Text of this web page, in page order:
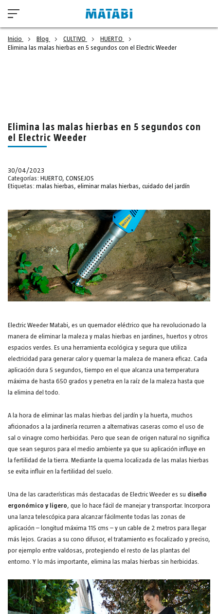
Inicio Blog CULTIVO
HUERTO
Elimina las malas hierbas en 5 segundos con el Electric Weeder
Elimina las malas hierbas en 5 segundos con
el Electric Weeder
30/04/2023
Categorías: HUERTO, CONSEJOS
Etiquetas: malas hierbas, eliminar malas hierbas, cuidado del jardín
Electric Weeder Matabi, es un quemador eléctrico que ha revolucionado la
manera de eliminar la maleza y malas hierbas en jardines, huertos y otros
espacios verdes. Es una herramienta ecológica y segura que utiliza
electricidad para generar calor y quemar la maleza de manera eficaz. Cada
aplicación dura 5 segundos, tiempo en el que alcanza una temperatura
máxima de hasta 650 grados y penetra en la raíz de la maleza hasta que
la elimina del todo.
A la hora de eliminar las malas hierbas del jardín y la huerta, muchos
aficionados a la jardinería recurren a alternativas caseras como el uso de
sal o vinagre como herbicidas. Pero que sean de origen natural no significa
que sean seguros para el medio ambiente ya que su aplicación influye en
la fertilidad de la tierra. Mediante la quema localizada de las malas hierbas
se evita influir en la fertilidad del suelo.
Una de las características más destacadas de Electric Weeder es su diseño
ergonómico y ligero, que lo hace fácil de manejar y transportar. Incorpora
una lanza telescópica para alcanzar fácilmente todas las zonas de
aplicación – longitud máxima 115 cms – y un cable de 2 metros para llegar
más lejos. Gracias a su cono difusor, el tratamiento es focalizado y preciso,
por ejemplo entre valdosas, protegiendo el resto de las plantas del
entorno. Y lo más importante, elimina las malas hierbas sin herbicidas.